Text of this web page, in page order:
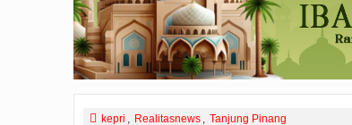
kepri , Realitasnews , Tanjung Pinang